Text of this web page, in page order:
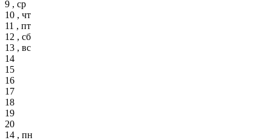
9 , ср
10 , чт
11 , пт
12 , сб
13 , вс
14
15
16
17
18
19
20
14 , пн